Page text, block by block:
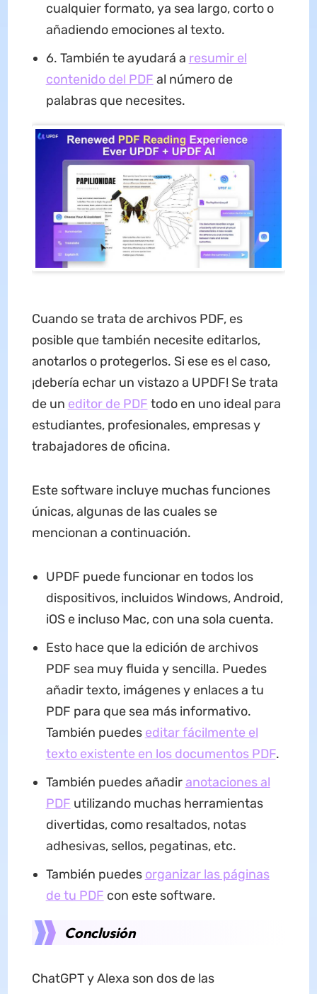
cualquier formato, ya sea largo, corto o
añadiendo emociones al texto.
6. También te ayudará a resumir el
contenido del PDF al número de
palabras que necesites.
Cuando se trata de archivos PDF, es
posible que también necesite editarlos,
anotarlos o protegerlos. Si ese es el caso,
¡debería echar un vistazo a UPDF! Se trata
de un editor de PDF todo en uno ideal para
estudiantes, profesionales, empresas y
trabajadores de oficina.
Este software incluye muchas funciones
únicas, algunas de las cuales se
mencionan a continuación.
UPDF puede funcionar en todos los
dispositivos, incluidos Windows, Android,
iOS e incluso Mac, con una sola cuenta.
Esto hace que la edición de archivos
PDF sea muy fluida y sencilla. Puedes
añadir texto, imágenes y enlaces a tu
PDF para que sea más informativo.
También puedes editar fácilmente el
texto existente en los documentos PDF.
También puedes añadiranotaciones al
PDF utilizando muchas herramientas
divertidas, como resaltados, notas
adhesivas, sellos, pegatinas, etc.
También puedes organizar las páginas
de tu PDF con este software.
Conclusión
ChatGPT y Alexa son dos de las